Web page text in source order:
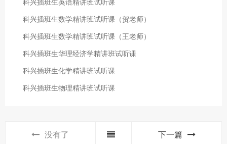
科兴插班生数学精讲班试听课（贺老师）
科兴插班生数学精讲班试听课（王老师）
科兴插班生华理经济学精讲班试听课
科兴插班生化学精讲班试听课
科兴插班生物理精讲班试听课
没有了 下一篇